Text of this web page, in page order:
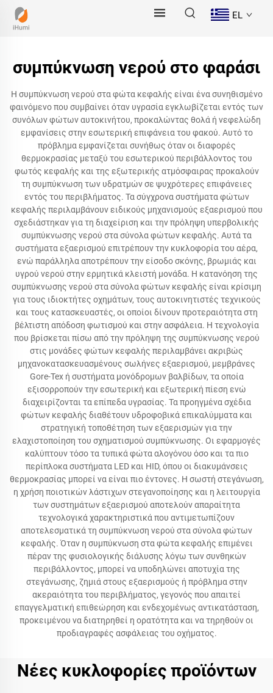
EL
συμπύκνωση νερού στο φαράσι
Η συμπύκνωση νερού στα φώτα κεφαλής είναι ένα συνηθισμένο
φαινόμενο που συμβαίνει όταν υγρασία εγκλωβίζεται εντός των
συνόλων φώτων αυτοκινήτου, προκαλώντας θολά ή νεφελώδη
εμφανίσεις στην εσωτερική επιφάνεια του φακού. Αυτό το
πρόβλημα εμφανίζεται συνήθως όταν οι διαφορές
θερμοκρασίας μεταξύ του εσωτερικού περιβάλλοντος του
φωτός κεφαλής και της εξωτερικής ατμόσφαιρας προκαλούν
τη συμπύκνωση των υδρατμών σε ψυχρότερες επιφάνειες
εντός του περιβλήματος. Τα σύγχρονα συστήματα φώτων
κεφαλής περιλαμβάνουν ειδικούς μηχανισμούς εξαερισμού που
σχεδιάστηκαν για τη διαχείριση και την πρόληψη υπερβολικής
συμπύκνωσης νερού στα σύνολα φώτων κεφαλής. Αυτά τα
συστήματα εξαερισμού επιτρέπουν την κυκλοφορία του αέρα,
ενώ παράλληλα αποτρέπουν την είσοδο σκόνης, βρωμιάς και
υγρού νερού στην ερμητικά κλειστή μονάδα. Η κατανόηση της
συμπύκνωσης νερού στα σύνολα φώτων κεφαλής είναι κρίσιμη
για τους ιδιοκτήτες οχημάτων, τους αυτοκινητιστές τεχνικούς
και τους κατασκευαστές, οι οποίοι δίνουν προτεραιότητα στη
βέλτιστη απόδοση φωτισμού και στην ασφάλεια. Η τεχνολογία
που βρίσκεται πίσω από την πρόληψη της συμπύκνωσης νερού
στις μονάδες φώτων κεφαλής περιλαμβάνει ακριβώς
μηχανοκατασκευασμένους σωλήνες εξαερισμού, μεμβράνες
Gore-Tex ή συστήματα μονόδρομων βαλβίδων, τα οποία
εξισορροπούν την εσωτερική και εξωτερική πίεση ενώ
διαχειρίζονται τα επίπεδα υγρασίας. Τα προηγμένα σχέδια
φώτων κεφαλής διαθέτουν υδροφοβικά επικαλύμματα και
στρατηγική τοποθέτηση των εξαερισμών για την
ελαχιστοποίηση του σχηματισμού συμπύκνωσης. Οι εφαρμογές
καλύπτουν τόσο τα τυπικά φώτα αλογόνου όσο και τα πιο
περίπλοκα συστήματα LED και HID, όπου οι διακυμάνσεις
θερμοκρασίας μπορεί να είναι πιο έντονες. Η σωστή στεγάνωση,
η χρήση ποιοτικών λάστιχων στεγανοποίησης και η λειτουργία
των συστημάτων εξαερισμού αποτελούν απαραίτητα
τεχνολογικά χαρακτηριστικά που αντιμετωπίζουν
αποτελεσματικά τη συμπύκνωση νερού στα σύνολα φώτων
κεφαλής. Όταν η συμπύκνωση στα φώτα κεφαλής επιμένει
πέραν της φυσιολογικής διάλυσης λόγω των συνθηκών
περιβάλλοντος, μπορεί να υποδηλώνει αποτυχία της
στεγάνωσης, ζημιά στους εξαερισμούς ή πρόβλημα στην
ακεραιότητα του περιβλήματος, γεγονός που απαιτεί
επαγγελματική επιθεώρηση και ενδεχομένως αντικατάσταση,
προκειμένου να διατηρηθεί η ορατότητα και να τηρηθούν οι
προδιαγραφές ασφάλειας του οχήματος.
Νέες κυκλοφορίες προϊόντων